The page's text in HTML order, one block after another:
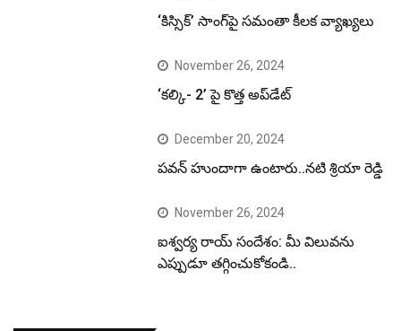
‘కిస్సిక్’ సాంగ్‌పై సమంతా కీలక వ్యాఖ్యలు
November 26, 2024
‘కల్కి- 2’ పై కొత్త అప్‌డేట్
December 20, 2024
పవన్ హుందాగా ఉంటారు..నటి శ్రియా రెడ్డి
November 26, 2024
ఐశ్వర్య రాయ్ సందేశం: మీ విలువను
ఎప్పుడూ తగ్గించుకోకండి..